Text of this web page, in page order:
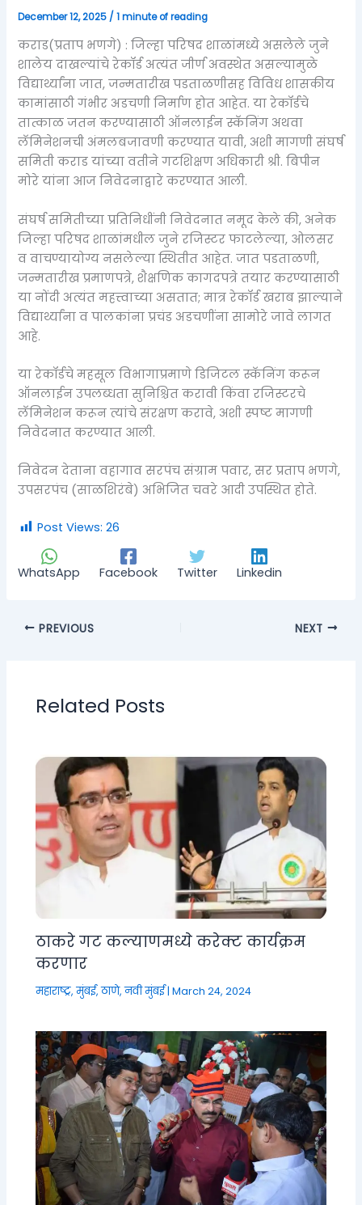
December 12, 2025 /1 minute of reading
कराड(प्रताप भणगे) : जिल्हा परिषद शाळांमध्ये असलेले जुने
शालेय दाखल्यांचे रेकॉर्ड अत्यंत जीर्ण अवस्थेत असल्यामुळे
विद्यार्थ्यांना जात, जन्मतारीख पडताळणीसह विविध शासकीय
कामांसाठी गंभीर अडचणी निर्माण होत आहेत. या रेकॉर्डचे
तात्काळ जतन करण्यासाठी ऑनलाईन स्कॅनिंग अथवा
लॅमिनेशनची अंमलबजावणी करण्यात यावी, अशी मागणी संघर्ष
समिती कराड यांच्या वतीने गटशिक्षण अधिकारी श्री. बिपीन
मोरे यांना आज निवेदनाद्वारे करण्यात आली.
संघर्ष समितीच्या प्रतिनिधींनी निवेदनात नमूद केले की, अनेक
जिल्हा परिषद शाळांमधील जुने रजिस्टर फाटलेल्या, ओलसर
व वाचण्यायोग्य नसलेल्या स्थितीत आहेत. जात पडताळणी,
जन्मतारीख प्रमाणपत्रे, शैक्षणिक कागदपत्रे तयार करण्यासाठी
या नोंदी अत्यंत महत्त्वाच्या असतात; मात्र रेकॉर्ड खराब झाल्याने
विद्यार्थ्यांना व पालकांना प्रचंड अडचणींना सामोरे जावे लागत
आहे.
या रेकॉर्डचे महसूल विभागाप्रमाणे डिजिटल स्कॅनिंग करून
ऑनलाईन उपलब्धता सुनिश्चित करावी किंवा रजिस्टरचे
लॅमिनेशन करून त्यांचे संरक्षण करावे, अशी स्पष्ट मागणी
निवेदनात करण्यात आली.
निवेदन देताना वहागाव सरपंच संग्राम पवार, सर प्रताप भणगे,
उपसरपंच (साळशिरंबे) अभिजित चवरे आदी उपस्थित होते.
Post Views: 26
WhatsApp Facebook Twitter Linkedin
PREVIOUS NEXT
Related Posts
ठाकरे गट कल्याणमध्ये करेक्ट कार्यक्रम
करणार
महाराष्ट्र,मुंबई, ठाणे, नवी मुंबई|March 24, 2024